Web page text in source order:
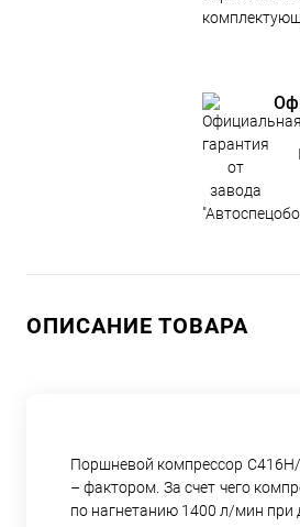
ОПИСАНИЕ ТОВАРА
Поршневой компрессор С416Н/
– фактором. За счет чего
по нагнетанию 1400 л/мин при